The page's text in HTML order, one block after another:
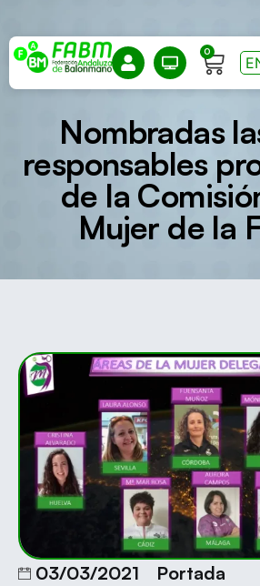
0
Nombradas
responsables
de la
Mujer de la
03/03/2021 Portada